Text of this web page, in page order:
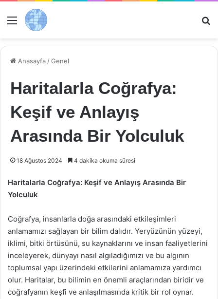
Menü
Anasayfa /Genel
Haritalarla Coğrafya:
Keşif ve Anlayış
Arasında Bir Yolculuk
18 Ağustos 2024 4 dakika okuma süresi
Haritalarla Coğrafya: Keşif ve Anlayış Arasında Bir
Yolculuk
Coğrafya, insanlarla doğa arasındaki etkileşimleri
anlamamızı sağlayan bir bilim dalıdır. Yeryüzünün yüzeyi,
iklimi, bitki örtüsünü, su kaynaklarını ve insan faaliyetlerini
inceleyerek, dünyayı nasıl algıladığımızı ve bu algının
toplumsal yapı üzerindeki etkilerini anlamamıza yardımcı
olur. Haritalar, bu bilimin en önemli araçlarından biridir ve
coğrafyanın keşfi ve anlaşılmasında kritik bir rol oynar.